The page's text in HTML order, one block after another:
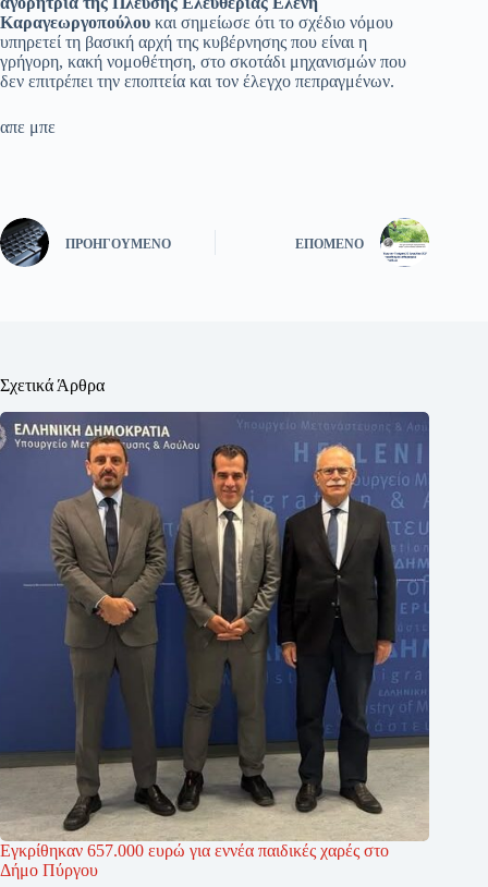
Καραγεωργοπούλου και σημείωσε ότι το σχέδιο νόμου
υπηρετεί τη βασική αρχή της κυβέρνησης που είναι η
γρήγορη, κακή νομοθέτηση, στο σκοτάδι μηχανισμών που
δεν επιτρέπει την εποπτεία και τον έλεγχο πεπραγμένων.
απε μπε
ΠΡΟΗΓΟΎΜΕΝΟ ΕΠΌΜΕΝΟ
Σχετικά Άρθρα
Εγκρίθηκαν 657.000 ευρώ για εννέα παιδικές χαρές στο
Δήμο Πύργου